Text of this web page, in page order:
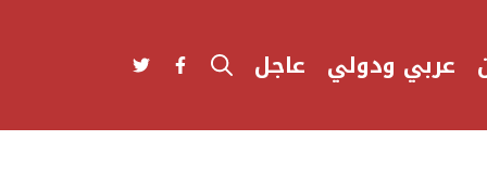
عربي ودولي عاجل